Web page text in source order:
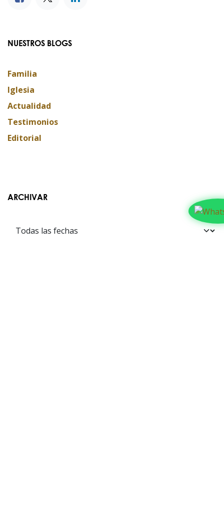
NUESTROS BLOGS
Familia
Iglesia
Actualidad
Testimonios
Editorial
ARCHIVAR